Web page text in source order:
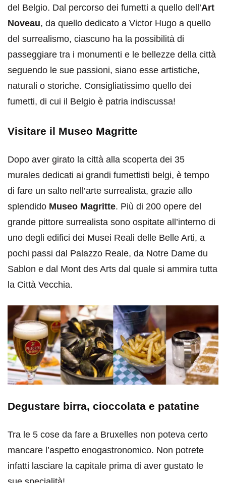
del Belgio. Dal percorso dei fumetti a quello dell’Art
Noveau, da quello dedicato a Victor Hugo a quello
del surrealismo, ciascuno ha la possibilità di
passeggiare tra i monumenti e le bellezze della città
seguendo le sue passioni, siano esse artistiche,
naturali o storiche. Consigliatissimo quello dei
fumetti, di cui il Belgio è patria indiscussa!
Visitare il Museo Magritte
Dopo aver girato la città alla scoperta dei 35
murales dedicati ai grandi fumettisti belgi, è tempo
di fare un salto nell’arte surrealista, grazie allo
splendido Museo Magritte. Più di 200 opere del
grande pittore surrealista sono ospitate all’interno di
uno degli edifici dei Musei Reali delle Belle Arti, a
pochi passi dal Palazzo Reale, da Notre Dame du
Sablon e dal Mont des Arts dal quale si ammira tutta
la Città Vecchia.
Degustare birra, cioccolata e patatine
Tra le 5 cose da fare a Bruxelles non poteva certo
mancare l’aspetto enogastronomico. Non potrete
infatti lasciare la capitale prima di aver gustato le